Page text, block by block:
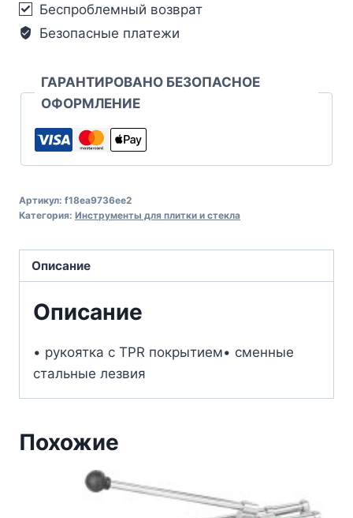
Беспроблемный возврат
Безопасные платежи
ГАРАНТИРОВАНО БЕЗОПАСНОЕ
ОФОРМЛЕНИЕ
Артикул: f18ea9736ee2
Категория: Инструменты для плитки и стекла
Описание
Описание
• рукоятка с ТPR покрытием• сменные
стальные лезвия
Похожие